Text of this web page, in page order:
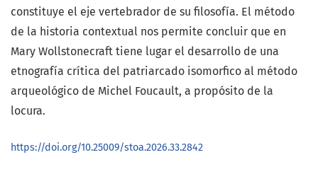
constituye el eje vertebrador de su filosofía. El método
de la historia contextual nos permite concluir que en
Mary Wollstonecraft tiene lugar el desarrollo de una
etnografía crítica del patriarcado isomorfico al método
arqueológico de Michel Foucault, a propósito de la
locura.
https://doi.org/10.25009/stoa.2026.33.2842